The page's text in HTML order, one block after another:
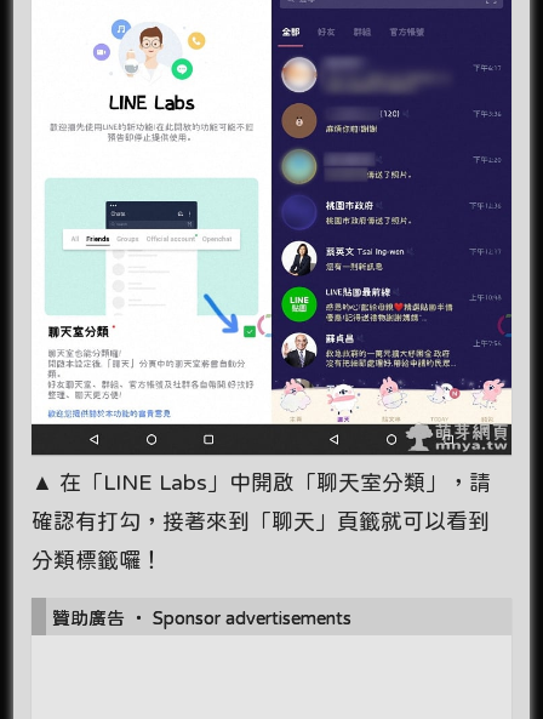
▲ 在「LINE Labs」中開啟「聊天室分類」，請
確認有打勾，接著來到「聊天」頁籤就可以看到
分類標籤囉！
贊助廣告 ‧ Sponsor advertisements